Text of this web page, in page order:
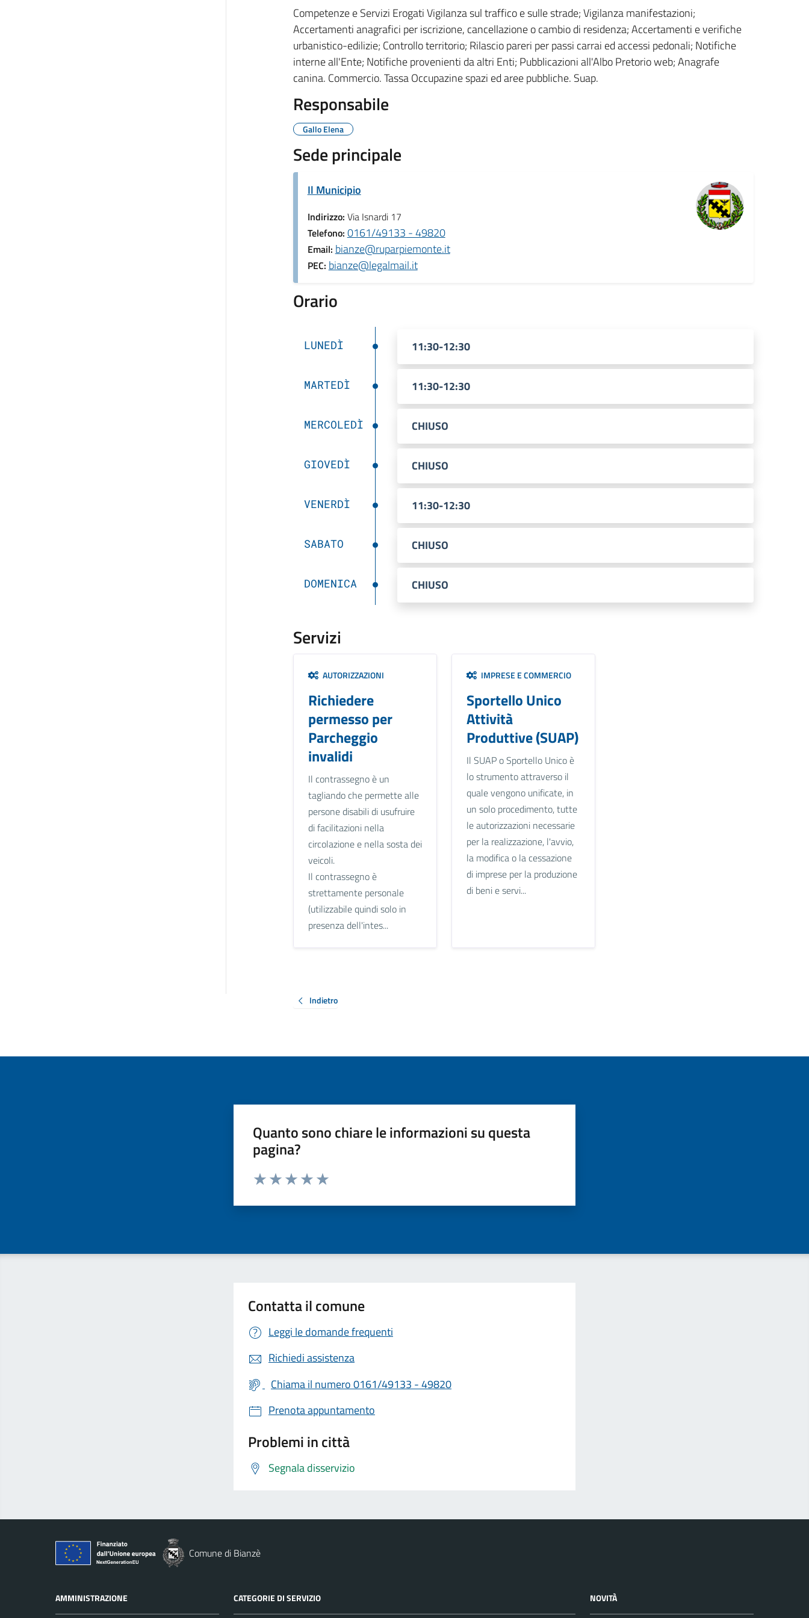
Competenze e Servizi Erogati Vigilanza sul traffico e sulle strade; Vigilanza manifestazioni;
Accertamenti anagrafici per iscrizione, cancellazione o cambio di residenza; Accertamenti e verifiche
urbanistico-edilizie; Controllo territorio; Rilascio pareri per passi carrai ed accessi pedonali; Notifiche
interne all'Ente; Notifiche provenienti da altri Enti; Pubblicazioni all'Albo Pretorio web; Anagrafe
canina. Commercio. Tassa Occupazine spazi ed aree pubbliche. Suap.
Responsabile
Gallo Elena
Sede principale
Il Municipio
Indirizzo: Via Isnardi 17
Telefono: 0161/49133 - 49820
Email: bianze@ruparpiemonte.it
PEC: bianze@legalmail.it
Orario
LUNEDÌ 11:30-12:30
MARTEDÌ 11:30-12:30
MERCOLEDÌ CHIUSO
GIOVEDÌ CHIUSO
VENERDÌ 11:30-12:30
SABATO CHIUSO
DOMENICA CHIUSO
Servizi
AUTORIZZAZIONI
Richiedere
permesso per
Parcheggio
invalidi
Il contrassegno è un
tagliando che permette alle
persone disabili di usufruire
di facilitazioni nella
circolazione e nella sosta dei
veicoli.
Il contrassegno è
strettamente personale
(utilizzabile quindi solo in
presenza dell'intes...
IMPRESE E COMMERCIO
Sportello Unico
Attività
Produttive (SUAP)
Il SUAP o Sportello Unico è
lo strumento attraverso il
quale vengono unificate, in
un solo procedimento, tutte
le autorizzazioni necessarie
per la realizzazione, l'avvio,
la modifica o la cessazione
di imprese per la produzione
di beni e servi...
Indietro
Quanto sono chiare le informazioni su questa
pagina?
Valuta da 1 a 5 stelle la pagina
Contatta il comune
Leggi le domande frequenti
Richiedi assistenza
Chiama il numero 0161/49133 - 49820
Prenota appuntamento
Problemi in città
Segnala disservizio
Comune di Bianzè
AMMINISTRAZIONE CATEGORIE DI SERVIZIO NOVITÀ